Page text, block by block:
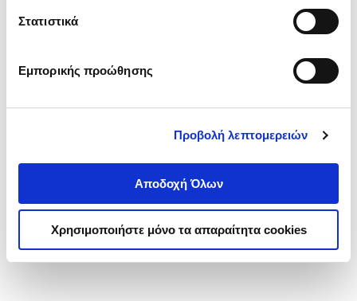
Στατιστικά
Εμπορικής προώθησης
Προβολή λεπτομερειών
Αποδοχή Όλων
Χρησιμοποιήστε μόνο τα απαραίτητα cookies